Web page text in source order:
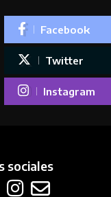
Facebook
Twitter
Instagram
sociales